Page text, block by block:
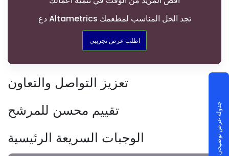
دع Altametrics تجد الحل المناسب لمطعمك
اطلب عرض تجريبي
تعزيز التواصل والتعاون
تقييم محسن للمرشح
الوجبات السريعة الرئيسية
جدولة عرض توضيحي